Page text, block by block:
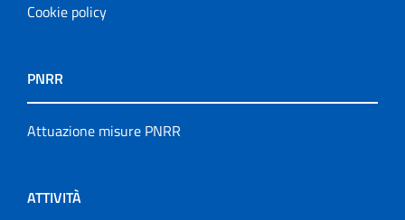
Cookie policy
PNRR
Attuazione misure PNRR
ATTIVITÀ